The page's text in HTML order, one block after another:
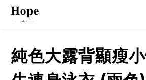
純色大露背顯瘦